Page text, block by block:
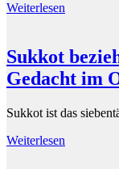
Weiterlesen
Sukkot
Gedacht im
Sukkot ist das
Weiterlesen